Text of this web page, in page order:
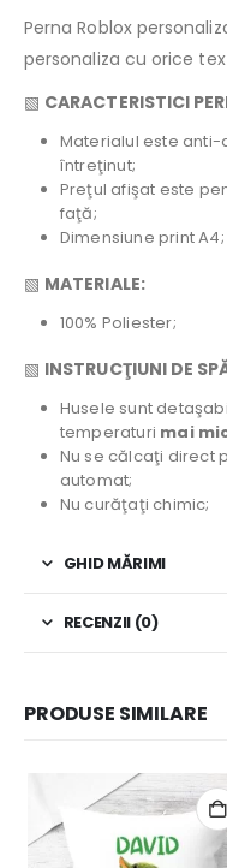
Perna Roblox
personaliza cu orice
▧ CARACTERISTICI
Materialul este
întreţinut;
Preţul afişat este
faţă;
Dimensiune print A4;
▧ MATERIALE:
100% Poliester;
▧ INSTRUCŢIUNI DE
Husele sunt
temperaturi mai
Nu se călcaţi direct
automat;
Nu curăţaţi chimic;
GHID MĂRIMI
RECENZII (0)
PRODUSE SIMILARE